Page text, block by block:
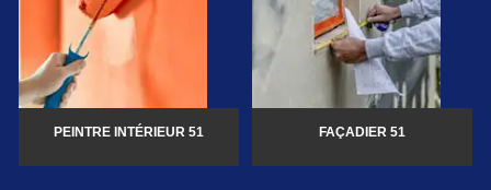
PEINTRE INTÉRIEUR 51 FAÇADIER 51